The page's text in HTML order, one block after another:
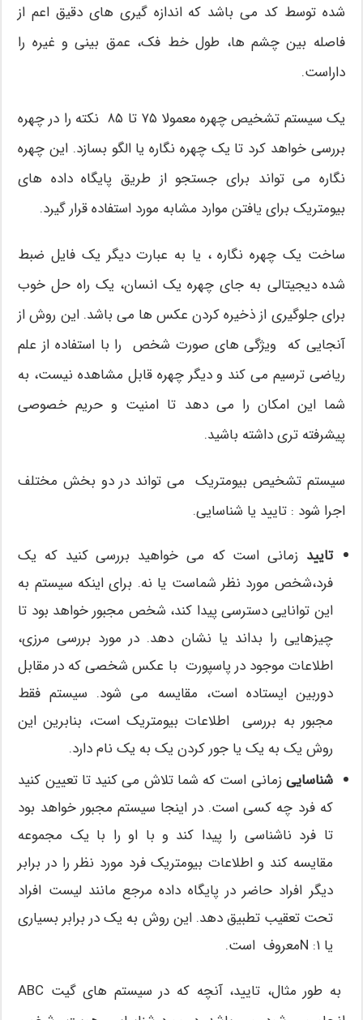
شده توسط کد می باشد که اندازه گیری های دقیق اعم از
فاصله بین چشم ها، طول خط فک، عمق بینی و غیره را
داراست.
یک سیستم تشخیص چهره معمولا ۷۵ تا ۸۵ نکته را در چهره
بررسی خواهد کرد تا یک چهره نگاره یا الگو بسازد. این چهره
نگاره می تواند برای جستجو از طریق پایگاه داده های
بیومتریک برای یافتن موارد مشابه مورد استفاده قرار گیرد.
ساخت یک چهره نگاره ، یا به عبارت دیگر یک فایل ضبط
شده دیجیتالی به جای چهره یک انسان، یک راه حل خوب
برای جلوگیری از ذخیره کردن عکس ها می باشد. این روش از
آنجایی که ویژگی های صورت شخص را با استفاده از علم
ریاضی ترسیم می کند و دیگر چهره قابل مشاهده نیست، به
شما این امکان را می دهد تا امنیت و حریم خصوصی
پیشرفته تری داشته باشید.
سیستم تشخیص بیومتریک می تواند در دو بخش مختلف
اجرا شود : تایید یا شناسایی.
تایید زمانی است که می خواهید بررسی کنید که یک
فرد،شخص مورد نظر شماست یا نه. برای اینکه سیستم به
این توانایی دسترسی پیدا کند، شخص مجبور خواهد بود تا
چیزهایی را بداند یا نشان دهد. در مورد بررسی مرزی،
اطلاعات موجود در پاسپورت با عکس شخصی که در مقابل
دوربین ایستاده است، مقایسه می شود. سیستم فقط
مجبور به بررسی اطلاعات بیومتریک است، بنابرین این
روش یک به یک یا جور کردن یک به یک نام دارد.
شناسایی زمانی است که شما تلاش می کنید تا تعیین کنید
که فرد چه کسی است. در اینجا سیستم مجبور خواهد بود
تا فرد ناشناسی را پیدا کند و با او را با یک مجموعه
مقایسه کند و اطلاعات بیومتریک فرد مورد نظر را در برابر
دیگر افراد حاضر در پایگاه داده مرجع مانند لیست افراد
تحت تعقیب تطبیق دهد. این روش به یک در برابر بسیاری
یا ۱: Nمعروف است.
به طور مثال، تایید، آنچه که در سیستم های گیت ABC